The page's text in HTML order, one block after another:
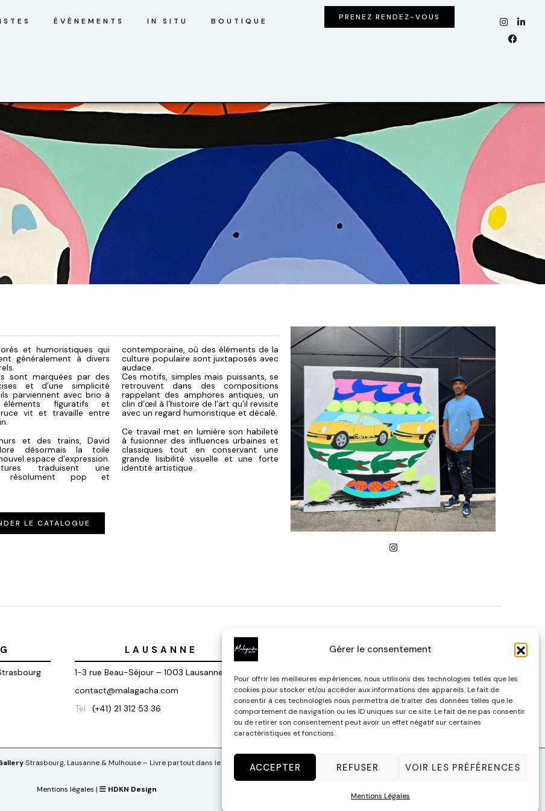
Gérer le consentement
Pour offrir les meilleures expériences, nous utilisons des technologies telles que les
cookies pour stocker et/ou accéder aux informations des appareils. Le fait de
consentir à ces technologies nous permettra de traiter des données telles que le
comportement de navigation ou les ID uniques sur ce site. Le fait de ne pas consentir
ou de retirer son consentement peut avoir un effet négatif sur certaines
caractéristiques et fonctions.
ACCEPTER REFUSER VOIR LES PRÉFÉRENCES
Mentions Légales
ÉVÉNEMENTS IN SITU BOUTIQUE PRENEZ RENDEZ-VOUS
et humoristiques qui
généralement à divers
sont marquées par des
et d’une simplicité
parviennent avec brio à
éléments figuratifs et
vit et travaille entre
et des trains, David
désormais la toile
espace d’expression.
traduisent une
résolument pop et
contemporaine, où des éléments de la
culture populaire sont juxtaposés avec
audace.
Ces motifs, simples mais puissants, se
retrouvent dans des compositions
rappelant des amphores antiques, un
clin d’œil à l’histoire de l’art qu’il revisite
avec un regard humoristique et décalé.
Ce travail met en lumière son habileté
à fusionner des influences urbaines et
classiques tout en conservant une
grande lisibilité visuelle et une forte
identité artistique.
LE CATALOGUE
LAUSANNE
1-3 rue Beau-Séjour – 1003 Lausanne
contact@malagacha.com
Tel : (+41) 21 312 53 36
MULHOUSE
Mulhouse
contact@malagacha.com
Tel :(+33) 9 67 82 27 74
Strasbourg, Lausanne & Mulhouse – Livre partout dans le monde
Mentions légales | HDKN Design